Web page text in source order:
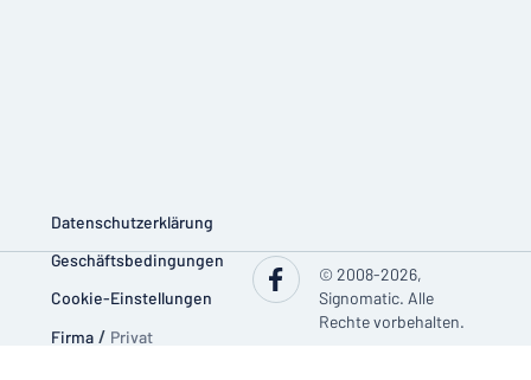
Datenschutzerklärung
Geschäftsbedingungen
Cookie-Einstellungen
Firma / Privat
© 2008-2026,
Signomatic. Alle
Rechte vorbehalten.